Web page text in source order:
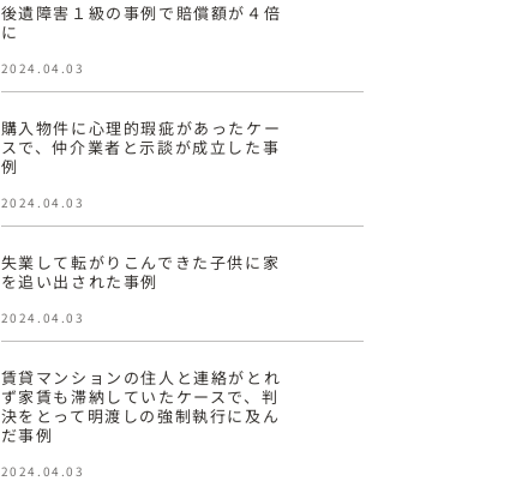
後遺障害１級の事例で賠償額が４倍
に
2024.04.03
購入物件に心理的瑕疵があったケー
スで、仲介業者と示談が成立した事
例
2024.04.03
失業して転がりこんできた子供に家
を追い出された事例
2024.04.03
賃貸マンションの住人と連絡がとれ
ず家賃も滞納していたケースで、判
決をとって明渡しの強制執行に及ん
だ事例
2024.04.03